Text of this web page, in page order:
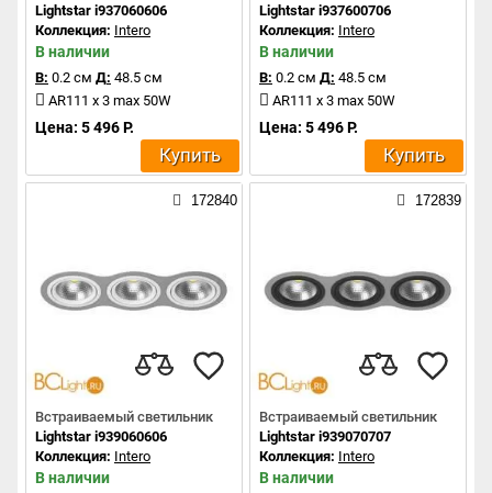
Lightstar i937060606
Коллекция: Intero
В наличии
В: 0.2 см Д: 48.5 см
AR111 x 3 max 50W
Цена: 5 496 Р.
Купить
Lightstar i937600706
Коллекция: Intero
В наличии
В: 0.2 см Д: 48.5 см
AR111 x 3 max 50W
Цена: 5 496 Р.
Купить
172840
Встраиваемый светильник
Lightstar i939060606
Коллекция: Intero
В наличии
172839
Встраиваемый светильник
Lightstar i939070707
Коллекция: Intero
В наличии